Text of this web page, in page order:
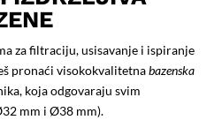
za filtraciju, usisavanje i ispiranje
pronaći visokokvalitetnabazenska
koja odgovaraju svim
mm i Ø38 mm).